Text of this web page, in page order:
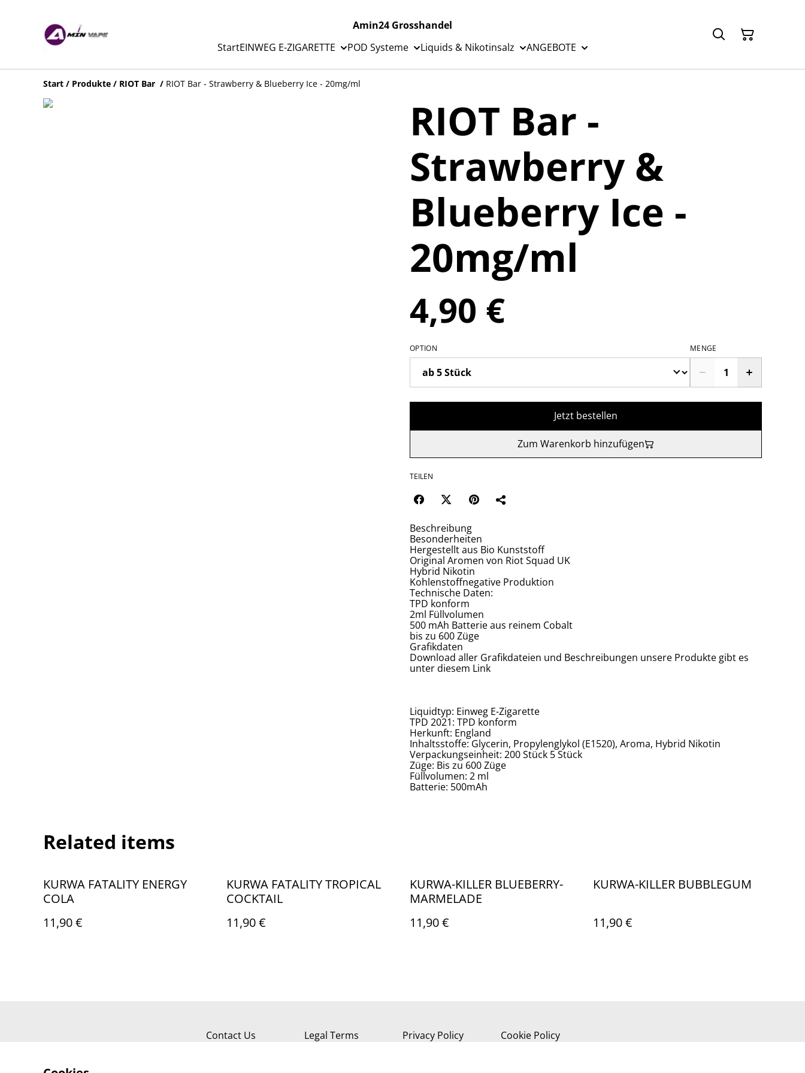
Amin24 Grosshandel
StartEINWEG E-ZIGARETTE POD Systeme Liquids & Nikotinsalz ANGEBOTE
Start / Produkte / RIOT Bar / RIOT Bar - Strawberry & Blueberry Ice - 20mg/ml
RIOT Bar -
Strawberry &
Blueberry Ice -
20mg/ml
4,90 €
OPTION MENGE
Jetzt bestellen
Zum Warenkorb hinzufügen
TEILEN
Beschreibung
Besonderheiten
Hergestellt aus Bio Kunststoff
Original Aromen von Riot Squad UK
Hybrid Nikotin
Kohlenstoffnegative Produktion
Technische Daten:
TPD konform
2ml Füllvolumen
500 mAh Batterie aus reinem Cobalt
bis zu 600 Züge
Grafikdaten
Download aller Grafikdateien und Beschreibungen unsere Produkte gibt es
unter diesem Link
Liquidtyp: Einweg E-Zigarette
TPD 2021: TPD konform
Herkunft: England
Inhaltsstoffe: Glycerin, Propylenglykol (E1520), Aroma, Hybrid Nikotin
Verpackungseinheit: 200 Stück 5 Stück
Züge: Bis zu 600 Züge
Füllvolumen: 2 ml
Batterie: 500mAh
Related items
KURWA FATALITY ENERGY
COLA
11,90 €
KURWA FATALITY TROPICAL
COCKTAIL
11,90 €
KURWA-KILLER BLUEBERRY-
MARMELADE
11,90 €
KURWA-KILLER BUBBLEGUM
11,90 €
Contact Us Legal Terms Privacy Policy Cookie Policy